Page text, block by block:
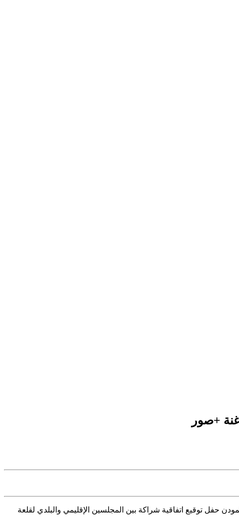
+صور
حفل توقيع اتفاقية شراكة بين المجلسين الإقليمي والبلدي لقلعة